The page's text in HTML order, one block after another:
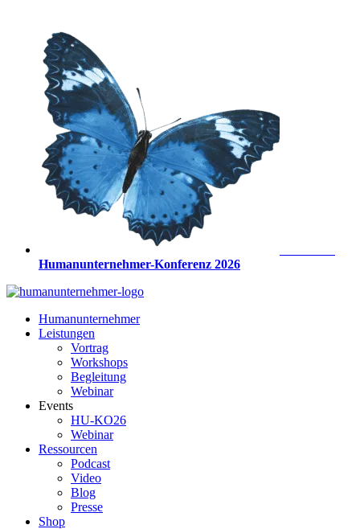
springen
Humanunternehmer-Konferenz 2026
Humanunternehmer
Leistungen
Vortrag
Workshops
Begleitung
Webinar
Events
HU-KO26
Webinar
Ressourcen
Podcast
Video
Blog
Presse
Shop